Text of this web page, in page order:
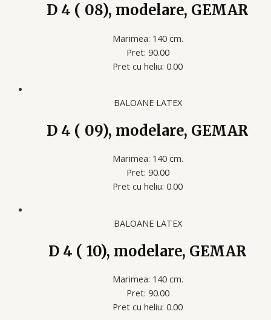
D 4 ( 08), modelare, GEMAR
Marimea: 140 cm.
Pret: 90.00
Pret cu heliu: 0.00
BALOANE LATEX
D 4 ( 09), modelare, GEMAR
Marimea: 140 cm.
Pret: 90.00
Pret cu heliu: 0.00
BALOANE LATEX
D 4 ( 10), modelare, GEMAR
Marimea: 140 cm.
Pret: 90.00
Pret cu heliu: 0.00